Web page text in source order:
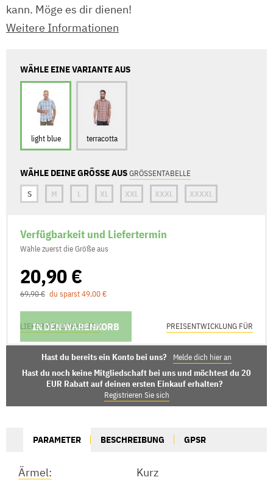
kann. Möge es dir dienen!
Weitere Informationen
WÄHLE EINE VARIANTE AUS
light blue terracotta
WÄHLE DEINE GRÖSSE AUSGRÖSSENTABELLE
S
M L XL XXL XXXL XXXXL
Verfügbarkeit und Liefertermin
Wähle zuerst die Größe aus
20,90 €
69,90 € du sparst 49,00 €
IN DEN WARENKORB
LIEFERMÖGLICHKEITEN PREISENTWICKLUNG FÜR
Hast du bereits ein Konto bei uns? Melde dich hier an
Hast du noch keine Mitgliedschaft bei uns und möchtest du 20
EUR Rabatt auf deinen ersten Einkauf erhalten?
Registrieren Sie sich
PARAMETER BESCHREIBUNG GPSR
Ärmel:
Kurz